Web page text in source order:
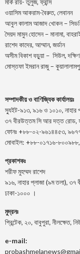
মার্ক রায়- তুলুজ, ফ্রান্স
ওয়াসিম আকরাম-বৈরুত, লেবানন
আবুল কালাম আজাদ খোকন –
সৈয়দ মামুন হোসেন – মানামা,
রাশেদ কাদের, আম্মান, জর্ডান
অসীম বিকাশ বড়ুয়া – সিউল,
মোস্তফা ইমরান রাজু –
সম্পাদকীয় ও বাণিজ্যিক কার্যালয়ঃ
স্যুইট-৯১৩, ৯১৬ ও ১০১০, নাহার
৩৭ বীরউত্তম সি আর দত্ত রোড,
ফোনঃ +৮৮-০২-৯৬১৪৪৫৩,
মোবাইল: +৮৮-০১৭১৬-
প্রকাশকঃ
শরীফ মুহম্মদ রাশেদ
৯১৬, নাহার প্লাজা (৯ম তলা),
ঢাকা-১০০০ ।
মুদ্রনঃ
প্রিন্টেক, ২০, বাবুপুরা, নীলক্ষেত,
e-mail: